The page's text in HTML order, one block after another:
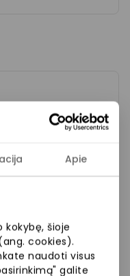
Apie
kokybę, šioje
cookies).
naudoti visus
galite